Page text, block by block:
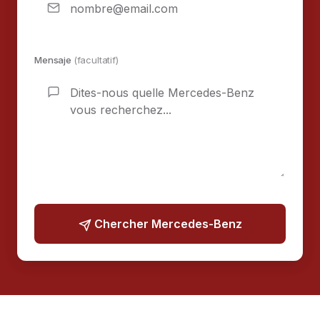
Mensaje (facultatif)
Chercher Mercedes-Benz